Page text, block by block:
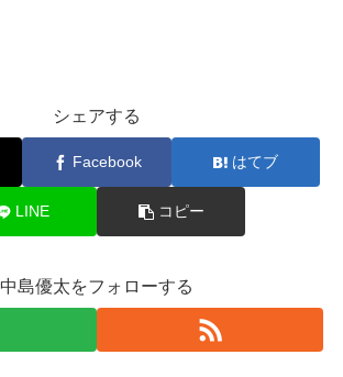
シェアする
Facebook はてブ
LINE コピー
中島優太をフォローする